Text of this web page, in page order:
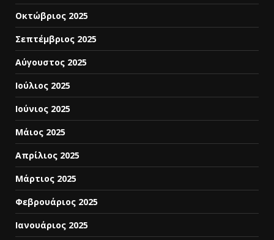
Οκτώβριος 2025
Σεπτέμβριος 2025
Αύγουστος 2025
Ιούλιος 2025
Ιούνιος 2025
Μάιος 2025
Απρίλιος 2025
Μάρτιος 2025
Φεβρουάριος 2025
Ιανουάριος 2025